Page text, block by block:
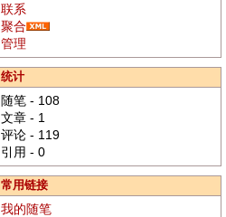
联系
聚合
管理
统计
随笔 - 108
文章 - 1
评论 - 119
引用 - 0
常用链接
我的随笔